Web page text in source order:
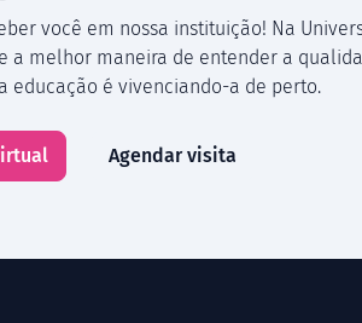
você em nossa instituição! Na
a melhor maneira de entender a
educação é vivenciando-a de perto.
Agendar visita